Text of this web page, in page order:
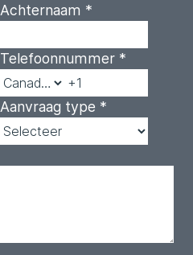
Achternaam *
Telefoonnummer *
Aanvraag type *